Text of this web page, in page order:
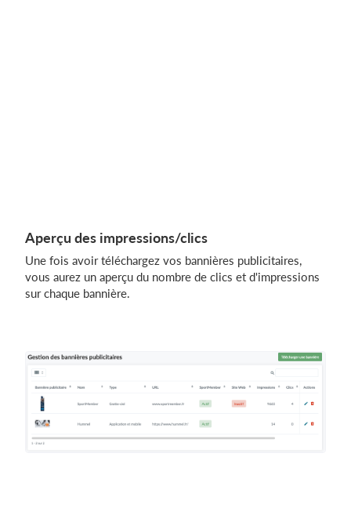
Aperçu des impressions/clics
Une fois avoir téléchargez vos bannières publicitaires,
vous aurez un aperçu du nombre de clics et d'impressions
sur chaque bannière.